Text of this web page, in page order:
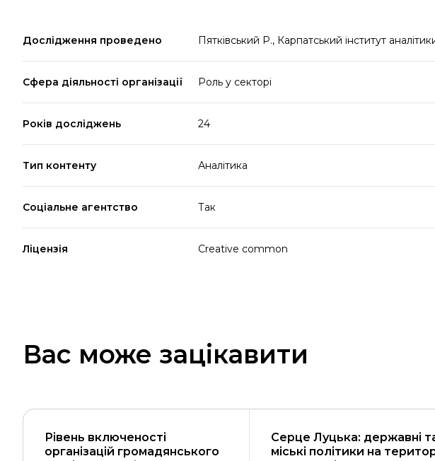
Дослідження проведено Пятківський Р., Карпатський інститут
Сфера діяльності організації Роль у секторі
Років досліджень 24
Тип контенту Аналітика
Соціальне агентство Так
Ліцензія Creative common
Вас може зацікавити
Рівень включеності
організацій громадянського
Серце Луцька: державні
міські політики на